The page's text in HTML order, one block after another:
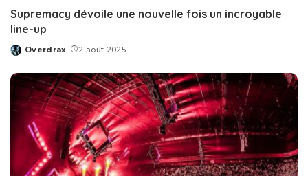
Supremacy dévoile une nouvelle fois un incroyable
line-up
Posted
Overdrax 2 août 2025